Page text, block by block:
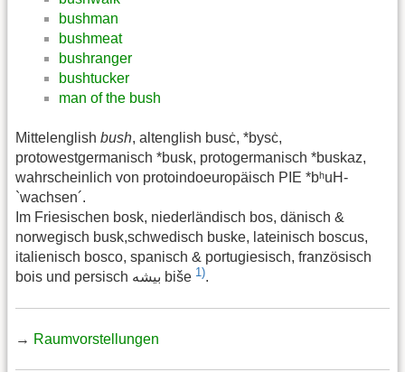
bushman
bushmeat
bushranger
bushtucker
man of the bush
Mittelenglish bush, altenglish busċ, *bysċ,
protowestgermanisch *busk, protogermanisch *buskaz,
wahrscheinlich von protoindoeuropäisch PIE *bʰuH-
`wachsen´.
Im Friesischen bosk, niederländisch bos, dänisch &
norwegisch busk,schwedisch buske, lateinisch boscus,
italienisch bosco, spanisch & portugiesisch, französisch
bois und persisch بیشه‎ biše 1).
→ Raumvorstellungen